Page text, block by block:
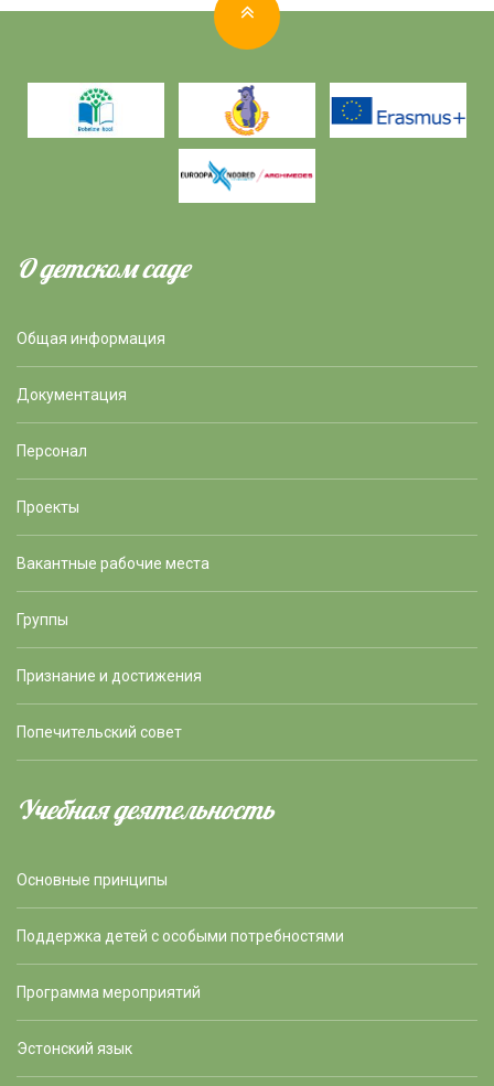
О детском саде
Общая информация
Документация
Персонал
Проекты
Вакантные рабочие места
Группы
Признание и достижения
Попечительский совет
Учебная деятельность
Основные принципы
Поддержка детей с особыми потребностями
Программа мероприятий
Эстонский язык